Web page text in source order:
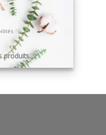
produits …